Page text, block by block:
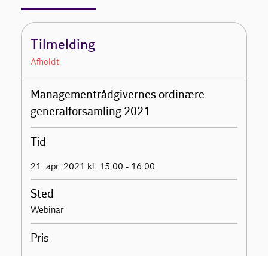
Tilmelding
Afholdt
Managementrådgivernes ordinære
generalforsamling 2021
Tid
21. apr. 2021 kl. 15.00 - 16.00
Sted
Webinar
Pris